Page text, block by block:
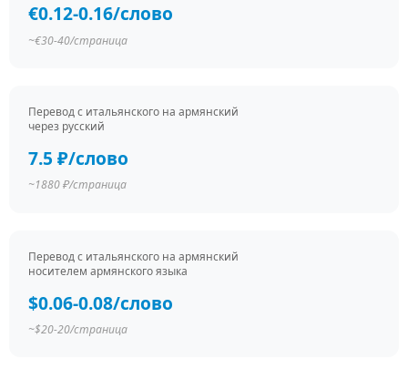
€0.12-0.16/слово
~€30-40/страница
Перевод c итальянского на армянский
через русский
7.5 ₽/слово
~1880 ₽/страница
Перевод c итальянского на армянский
носителем армянского языка
$0.06-0.08/слово
~$20-20/страница